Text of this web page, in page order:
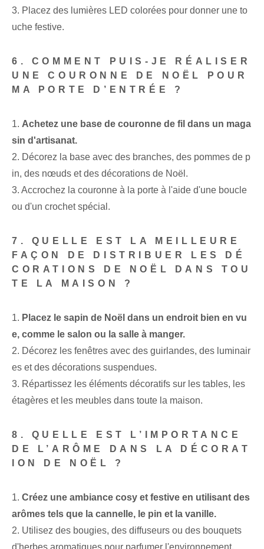
3. Placez des lumières LED colorées pour donner une to
uche festive.
6. COMMENT PUIS-JE RÉALISER
UNE COURONNE DE NOËL POUR
MA PORTE D’ENTRÉE ?
1. Achetez une base de couronne de fil dans un maga
sin d'artisanat.
2. Décorez la base avec des branches, des pommes de p
in, des nœuds et des décorations de Noël.
3. Accrochez la couronne à la porte à l'aide d'une boucle
ou d'un crochet spécial.
7. QUELLE EST LA MEILLEURE
FAÇON DE DISTRIBUER LES DÉ
CORATIONS DE NOËL DANS TOU
TE LA MAISON ?
1. Placez le sapin de Noël dans un endroit bien en vu
e, comme le salon ou la salle à manger.
2. Décorez les fenêtres avec des guirlandes, des luminair
es et des décorations suspendues.
3. Répartissez les éléments décoratifs sur les tables, les
étagères et les meubles dans toute la maison.
8. QUELLE EST L’IMPORTANCE
DE L’ARÔME DANS LA DÉCORAT
ION DE NOËL ?
1. Créez une ambiance cosy et festive en utilisant des
arômes tels que la cannelle, le pin et la vanille.
2. Utilisez des bougies, des diffuseurs ou des bouquets